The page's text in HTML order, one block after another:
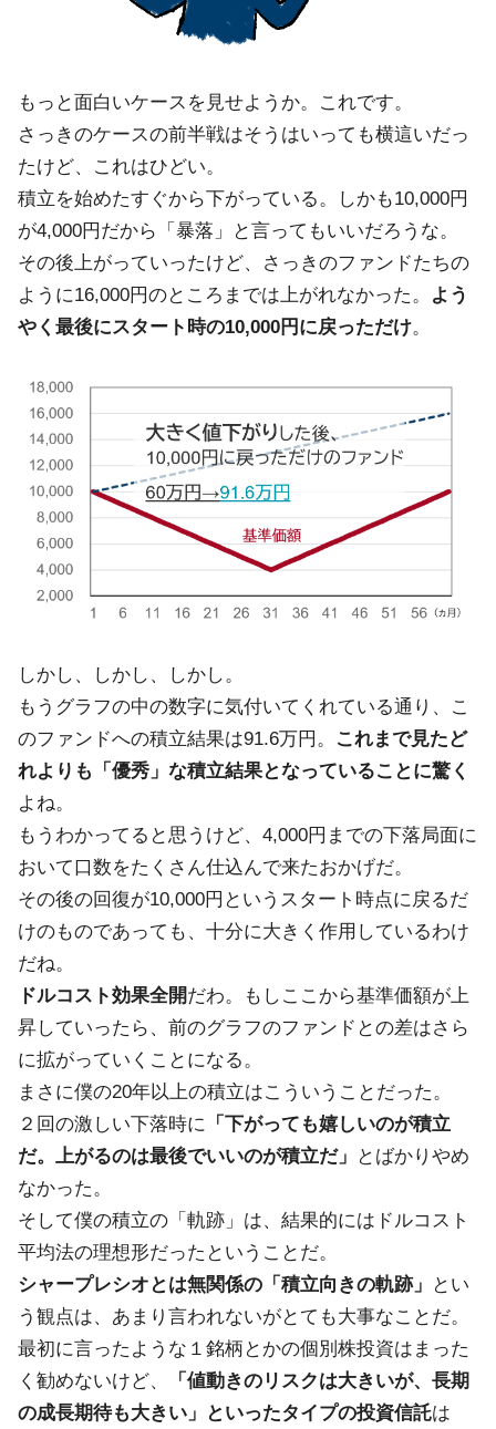
もっと面白いケースを見せようか。これです。
さっきのケースの前半戦はそうはいっても横這いだっ
たけど、これはひどい。
積立を始めたすぐから下がっている。しかも10,000円
が4,000円だから「暴落」と言ってもいいだろうな。
その後上がっていったけど、さっきのファンドたちの
ように16,000円のところまでは上がれなかった。
よう
やく最後にスタート時の10,000円に戻っただけ。
しかし、しかし、しかし。
もうグラフの中の数字に気付いてくれている通り、こ
のファンドへの積立結果は91.6万円。
これまで見たど
れよりも「優秀」な積立結果となっていることに驚く
よね。
もうわかってると思うけど、4,000円までの下落局面に
おいて口数をたくさん仕込んで来たおかげだ。
その後の回復が10,000円というスタート時点に戻るだ
けのものであっても、十分に大きく作用しているわけ
だね。
ドルコスト効果全開だわ。もしここから基準価額が上
昇していったら、前のグラフのファンドとの差はさら
に拡がっていくことになる。
まさに僕の20年以上の積立はこういうことだった。
２回の激しい下落時に 「下がっても嬉しいのが積立
だ。上がるのは最後でいいのが積立だ」
とばかりやめ
なかった。
そして僕の積立の「軌跡」は、結果的にはドルコスト
平均法の理想形だったということだ。
シャープレシオとは無関係の「積立向きの軌跡」
とい
う観点は、あまり言われないがとても大事なことだ。
最初に言ったような１銘柄とかの個別株投資はまった
く勧めないけど、
「値動きのリスクは大きいが、長期
の成長期待も大きい」といったタイプの投資信託は